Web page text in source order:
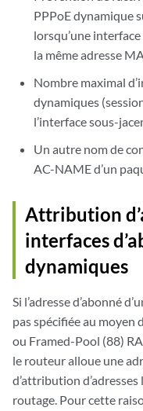
PPPoE dynamique
lorsqu’une
la même adresse
Nombre maximal
dynamiques
l’interface sous-
Un autre nom de
AC-NAME d’un
Attribution
interfaces
dynamiques
Si l’adresse d’abonné
pas spécifiée au
ou Framed-Pool (88)
le routeur alloue une
d’attribution
routage. Pour cette